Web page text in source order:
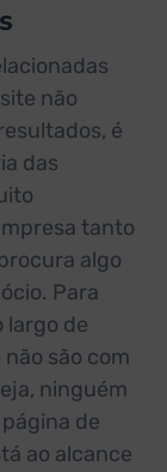
não
é
das
tanto
algo
Para
largo de
são com
ninguém
de
ao alcance